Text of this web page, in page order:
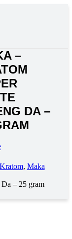
–
DA –
Kratom, Maka
– 25 gram